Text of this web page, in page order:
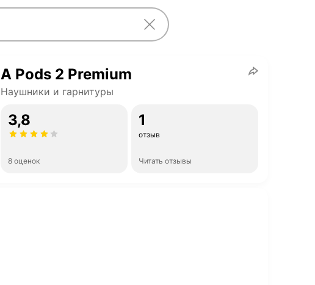
A Pods 2 Premium
Наушники и гарнитуры
3,8
8 оценок
1
отзыв
Читать отзывы